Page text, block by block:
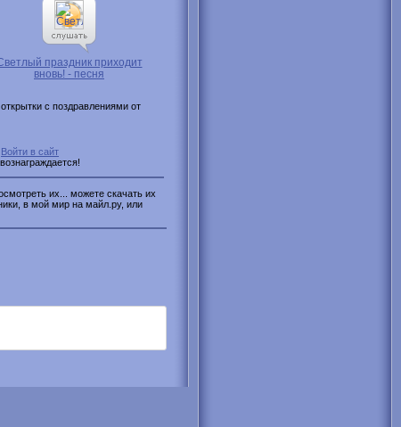
праздник приходит
вновь! - песня
с поздравлениями от
Войти в сайт
их... можете скачать их
в мой мир на майл.ру, или